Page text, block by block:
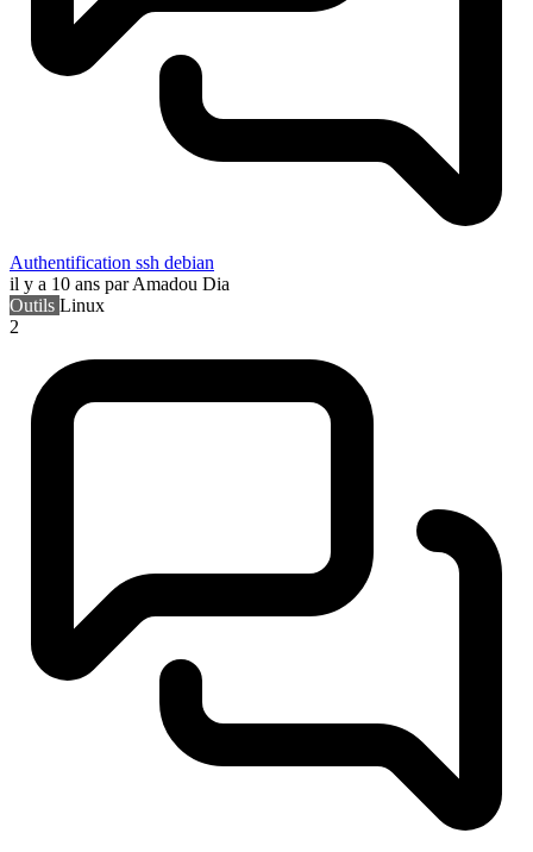
Authentification ssh debian
il y a 10 ans par Amadou Dia
Outils Linux
2